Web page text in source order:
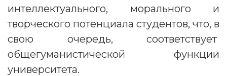
интеллектуального, морального и
творческого потенциала студентов, что, в
свою очередь, соответствует
общегуманистической функции
университета.